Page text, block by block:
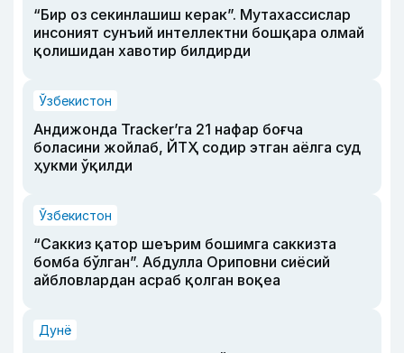
“Бир оз секинлашиш керак”. Мутахассислар
инсоният сунъий интеллектни бошқара олмай
қолишидан хавотир билдирди
Ўзбекистон
Андижонда Tracker’га 21 нафар боғча
боласини жойлаб, ЙТҲ содир этган аёлга суд
ҳукми ўқилди
Ўзбекистон
“Саккиз қатор шеърим бошимга саккизта
бомба бўлган”. Абдулла Ориповни сиёсий
айбловлардан асраб қолган воқеа
Дунё